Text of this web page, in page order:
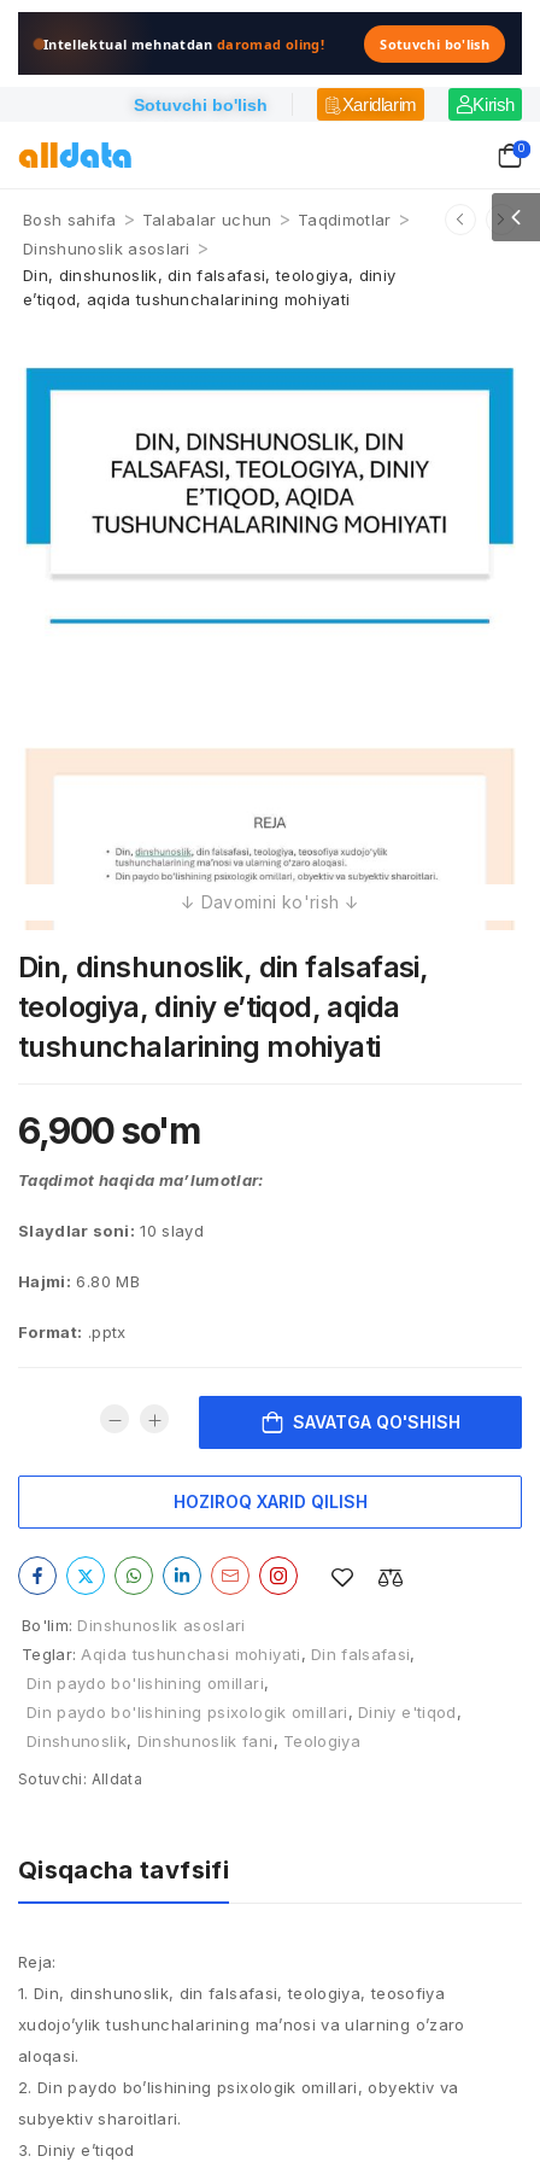
Intellektual mehnatdandaromad oling! Sotuvchi bo'lish
Sotuvchi bo'lish Xaridlarim Kirish
0
Bosh sahifa > Talabalar uchun > Taqdimotlar >
Dinshunoslik asoslari >
Din, dinshunoslik, din falsafasi, teologiya, diniy
e’tiqod, aqida tushunchalarining mohiyati
Din, dinshunoslik, din falsafasi,
teologiya, diniy e’tiqod, aqida
tushunchalarining mohiyati
6,900so'm
Taqdimot haqida ma’lumotlar:
Slaydlar soni: 10 slayd
Hajmi: 6.80 MB
Format: .pptx
SAVATGA QO'SHISH
HOZIROQ XARID QILISH
Bo'lim: Dinshunoslik asoslari
Teglar: Aqida tushunchasi mohiyati, Din falsafasi,
Din paydo bo'lishining omillari,
Din paydo bo'lishining psixologik omillari, Diniy e'tiqod,
Dinshunoslik, Dinshunoslik fani, Teologiya
Sotuvchi: Alldata
Qisqacha tavfsifi
Reja:
1. Din, dinshunoslik, din falsafasi, teologiya, teosofiya
xudojo’ylik tushunchalarining ma’nosi va ularning o’zaro
aloqasi.
2. Din paydo bo’lishining psixologik omillari, obyektiv va
subyektiv sharoitlari.
3. Diniy e’tiqod